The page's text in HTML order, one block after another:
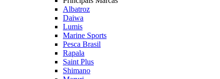
Albatroz
Daiwa
Lumis
Marine Sports
Pesca Brasil
Rapala
Saint Plus
Shimano